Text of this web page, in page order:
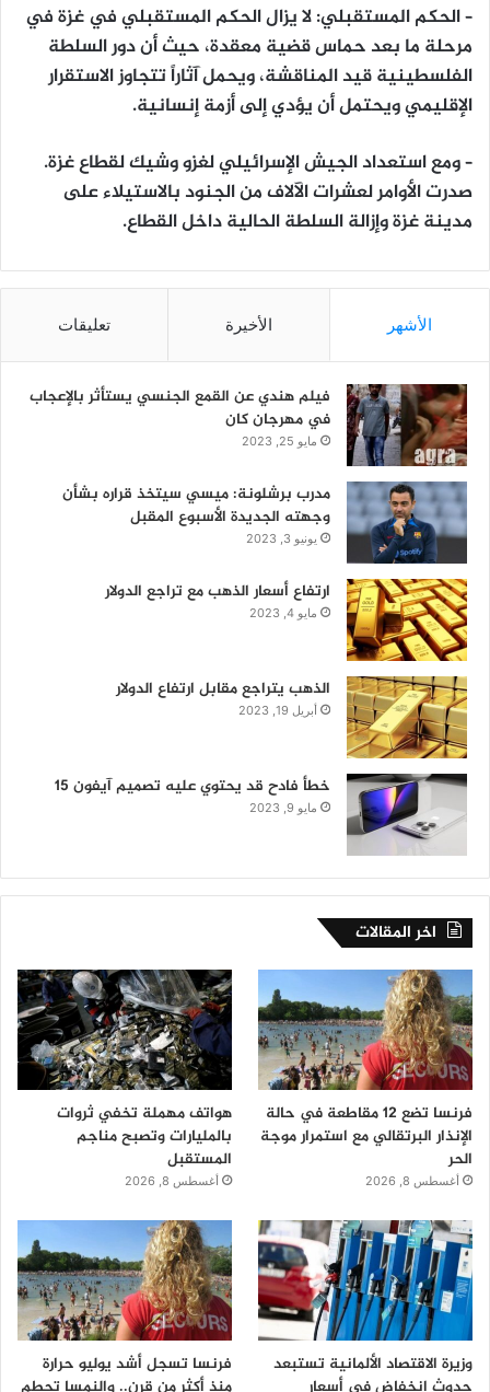
– الحكم المستقبلي: لا يزال الحكم المستقبلي في غزة في
مرحلة ما بعد حماس قضية معقدة، حيث أن دور السلطة
الفلسطينية قيد المناقشة، ويحمل آثاراً تتجاوز الاستقرار
الإقليمي ويحتمل أن يؤدي إلى أزمة إنسانية.
– ومع استعداد الجيش الإسرائيلي لغزو وشيك لقطاع غزة.
صدرت الأوامر لعشرات الآلاف من الجنود بالاستيلاء على
مدينة غزة وإزالة السلطة الحالية داخل القطاع.
الأشهر الأخيرة تعليقات
فيلم هندي عن القمع الجنسي يستأثر بالإعجاب
في مهرجان كان
مايو 25, 2023
مدرب برشلونة: ميسي سيتخذ قراره بشأن
وجهته الجديدة الأسبوع المقبل
يونيو 3, 2023
ارتفاع أسعار الذهب مع تراجع الدولار
مايو 4, 2023
الذهب يتراجع مقابل ارتفاع الدولار
أبريل 19, 2023
خطأ فادح قد يحتوي عليه تصميم آيفون 15
مايو 9, 2023
اخر المقالات
فرنسا تضع 12 مقاطعة في حالة
الإنذار البرتقالي مع استمرار موجة
الحر
أغسطس 8, 2026
هواتف مهملة تخفي ثروات
بالمليارات وتصبح مناجم
المستقبل
أغسطس 8, 2026
وزيرة الاقتصاد الألمانية تستبعد
فرنسا تسجل أشد يوليو حرارة